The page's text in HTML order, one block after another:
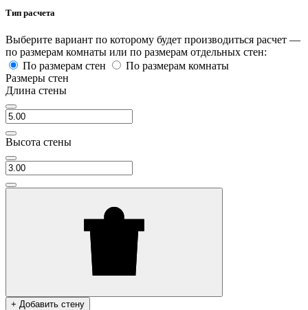
Тип расчета
Выберите вариант по которому будет производиться расчет —
по размерам комнаты или по размерам отдельных стен:
По размерам стен
По размерам комнаты
Размеры стен
Длина стены
Высота стены
+ Добавить стену